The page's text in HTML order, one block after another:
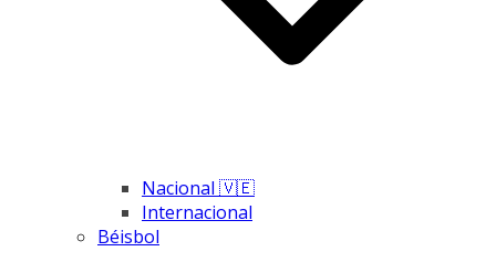
Nacional 🇻🇪
Internacional
Béisbol